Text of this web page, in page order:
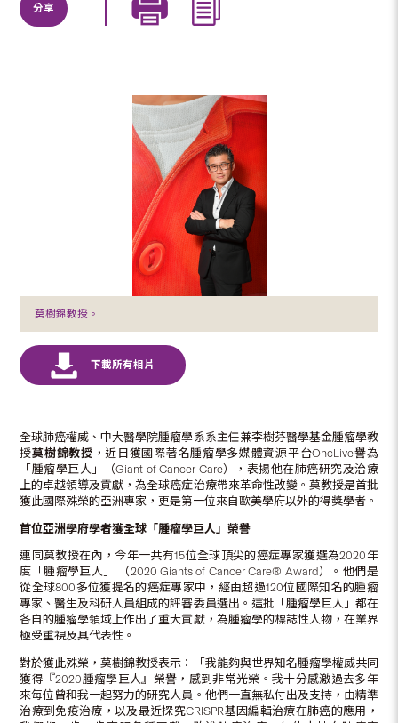
分享
莫樹錦教授。
全球肺癌權威、中大醫學院腫瘤學系系主任兼李樹芬醫學基金腫瘤學教
授莫樹錦教授 ，近日獲國際著名腫瘤學多媒體資源平台OncLive譽為
「腫瘤學巨人」（Giant of Cancer Care），表揚他在肺癌研究及治療
上的卓越領導及貢獻，為全球癌症治療帶來革命性改變。莫教授是首批
獲此國際殊榮的亞洲專家，更是第一位來自歐美學府以外的得獎學者。
首位亞洲學府學者獲全球 「腫瘤學巨人 」榮譽
連同莫教授在內，今年一共有15位全球頂尖的癌症專家獲選為2020年
度「腫瘤學巨人」 （2020 Giants of Cancer Care® Award）。他們是
從全球800多位獲提名的癌症專家中，經由超過120位國際知名的腫瘤
專家、醫生及科研人員組成的評審委員選出。這批「腫瘤學巨人」都在
各自的腫瘤學領域上作出了重大貢獻，為腫瘤學的標誌性人物，在業界
極受重視及具代表性。
對於獲此殊榮，莫樹錦教授表示：「我能夠與世界知名腫瘤學權威共同
獲得『2020腫瘤學巨人』榮譽，感到非常光榮。我十分感激過去多年
來每位曾和我一起努力的研究人員。他們一直無私付出及支持，由精準
治療到免疫治療，以及最近探究CRISPR基因編輯治療在肺癌的應用，